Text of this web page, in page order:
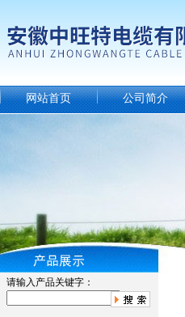
网站首页 公司简介
请输入产品关键字：